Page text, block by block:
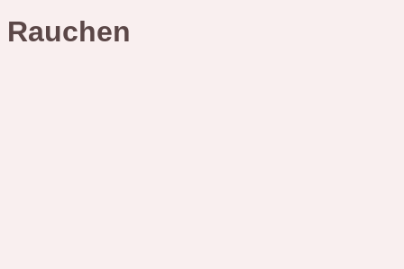
Rauchen